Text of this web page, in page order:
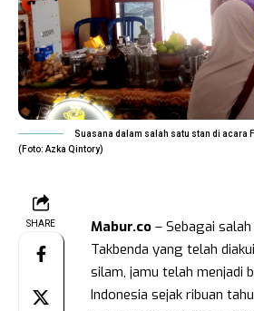
Suasana dalam salah satu stan di acara
(Foto: Azka Qintory)
SHARE Mabur.co – Sebagai
Takbenda yang telah
silam, jamu telah menjadi
Indonesia sejak ribuan